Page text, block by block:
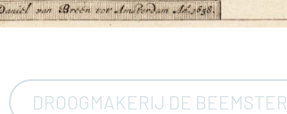
DROOGMAKERIJ DE BEEMSTER